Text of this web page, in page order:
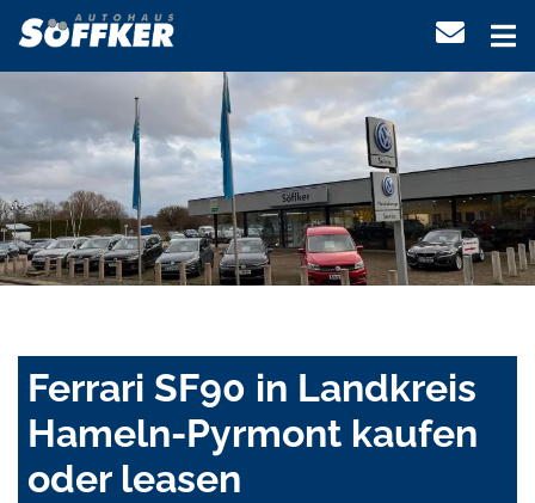
Ferrari SF90 in Landkreis
Hameln-Pyrmont kaufen
oder leasen